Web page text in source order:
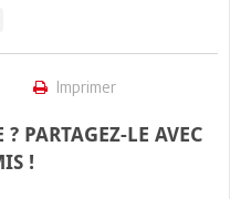
Imprimer
PARTAGEZ-LE AVEC
!